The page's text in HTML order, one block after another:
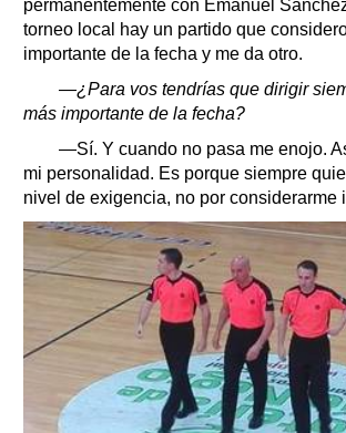
permanentemente con Emanuel
torneo local hay un partido que
importante de la fecha y me da otro.
—¿Para vos tendrías que dirigir
más importante de la fecha?
—Sí. Y cuando no pasa me enojo.
mi personalidad. Es porque siempre
nivel de exigencia, no por considerarme